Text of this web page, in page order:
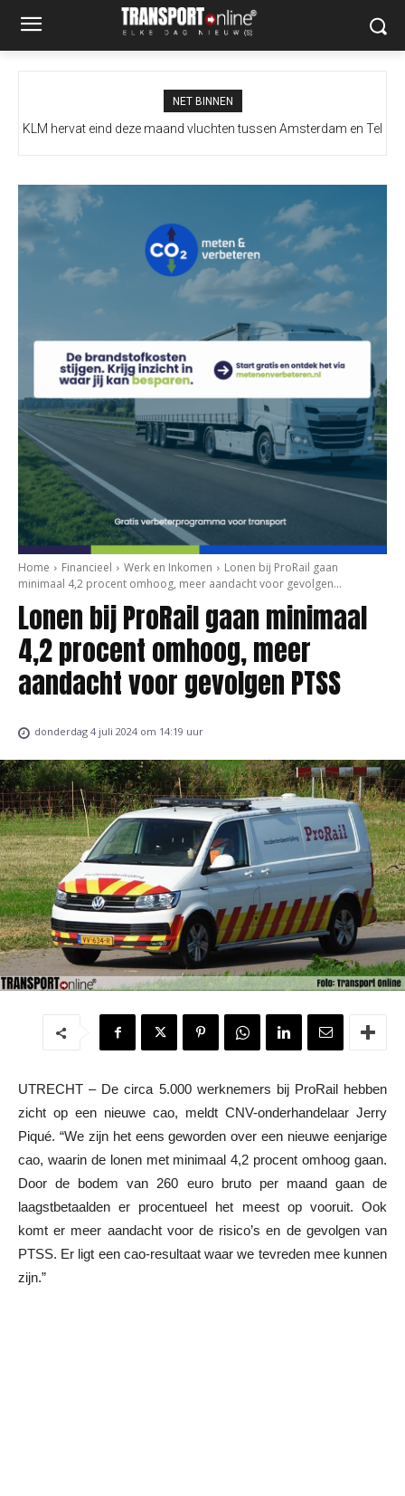
NET BINNEN
KLM hervat eind deze maand vluchten tussen Amsterdam en Tel
Home Financieel Werk en Inkomen
Lonen bij ProRail gaan
minimaal 4,2 procent omhoog, meer aandacht voor gevolgen...
Lonen bij ProRail gaan minimaal
4,2 procent omhoog, meer
aandacht voor gevolgen PTSS
donderdag 4 juli 2024 om 14:19 uur
UTRECHT – De circa 5.000 werknemers bij ProRail hebben
zicht op een nieuwe cao, meldt CNV-onderhandelaar Jerry
Piqué. “We zijn het eens geworden over een nieuwe eenjarige
cao, waarin de lonen met minimaal 4,2 procent omhoog gaan.
Door de bodem van 260 euro bruto per maand gaan de
laagstbetaalden er procentueel het meest op vooruit. Ook
komt er meer aandacht voor de risico’s en de gevolgen van
PTSS. Er ligt een cao-resultaat waar we tevreden mee kunnen
zijn.”